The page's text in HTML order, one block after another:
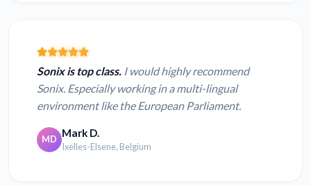
Sonix is top class. I would highly recommend
Sonix. Especially working in a multi-lingual
environment like the European Parliament.
MD Mark D.
Ixelles-Elsene, Belgium